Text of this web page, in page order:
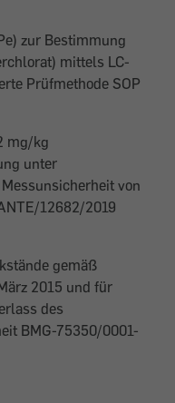
zur Bestimmung
mittels LC-
Prüfmethode SOP
mg/kg
unter
von
12682/2019
gemäß
2015 und für
des
BMG-75350/0001-